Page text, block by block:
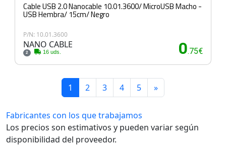
Cable USB 2.0 Nanocable 10.01.3600/ MicroUSB Macho -
USB Hembra/ 15cm/ Negro
P/N: 10.01.3600
NANO CABLE
2 16 uds. 0.75€
1 2 3 4 5 »
Fabricantes con los que trabajamos
Los precios son estimativos y pueden variar según
disponibilidad del proveedor.